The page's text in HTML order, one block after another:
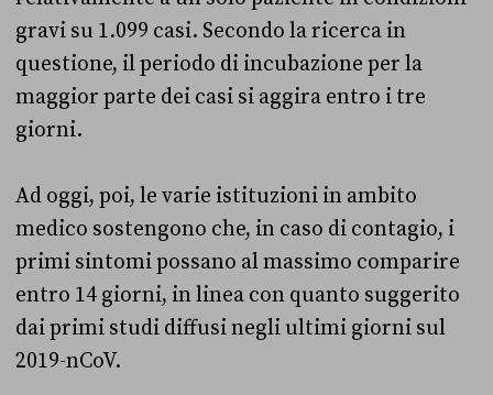
gravi su 1.099 casi. Secondo la ricerca in
questione, il periodo di incubazione per la
maggior parte dei casi si aggira entro i tre
giorni.
Ad oggi, poi, le varie istituzioni in ambito
medico sostengono che, in caso di contagio, i
primi sintomi possano al massimo comparire
entro 14 giorni, in linea con quanto suggerito
dai primi studi diffusi negli ultimi giorni sul
2019-nCoV.